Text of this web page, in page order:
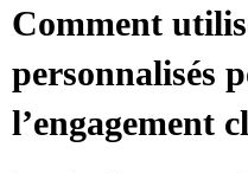
Comment
personnalisés
l’engagement